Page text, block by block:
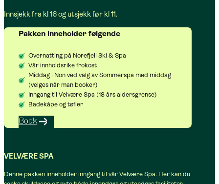
Innsjekk fra kl 16 og utsjekk før kl 11.
Pakken inneholder følgende
Overnatting på Norefjell Ski & Spa
Vår innholdsrike frokost
Middag i Non ved valg av Sommerspa med middag
(velges når man booker)
Inngang til Velvære Spa (18 års aldersgrense)
Badekåpe og tøfler
Book
VELVÆRE SPA
Denne pakken inneholder inngang til vår Velvære Spa. Her kan du